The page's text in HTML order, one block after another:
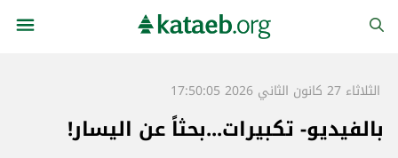
الثلاثاء 27 كانون الثاني 2026 17:50:05
بالفيديو- تكبيرات...بحثاً عن اليسار!